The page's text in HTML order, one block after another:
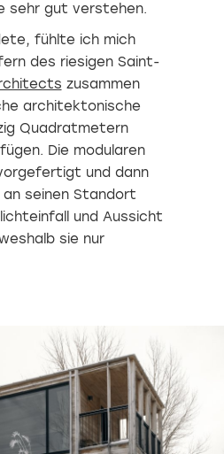
sehr gut verstehen.
fühlte ich mich
des riesigen Saint-
zusammen
architektonische
Quadratmetern
Die modularen
und dann
seinen Standort
und Aussicht
sie nur